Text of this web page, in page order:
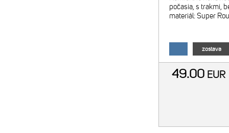
počasia, s trakmi,
materiál: Super
zostava
49.00 EUR